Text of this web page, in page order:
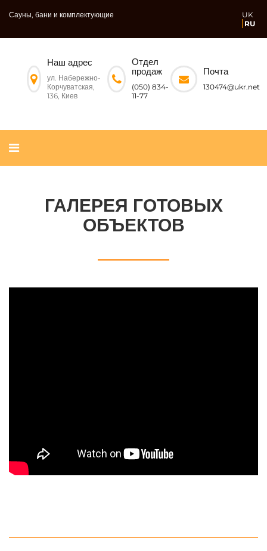
Сауны, бани и комплектующие
UK
RU
Наш адрес
ул. Набережно-
Корчуватская,
136, Киев
Отдел
продаж
(050) 834-
11-77
Почта
130474@ukr.net
ГАЛЕРЕЯ ГОТОВЫХ
ОБЪЕКТОВ